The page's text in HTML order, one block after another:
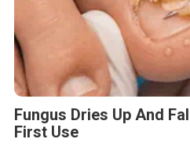
Fungus Dries Up And
First Use